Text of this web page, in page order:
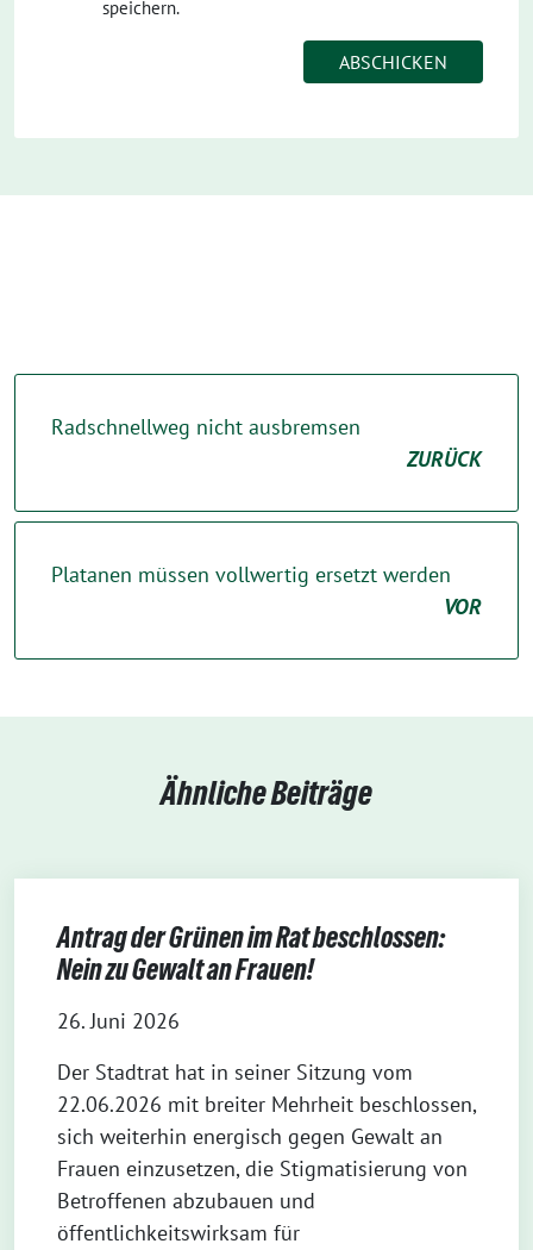
speichern.
Radschnellweg nicht ausbremsen
ZURÜCK
Platanen müssen vollwertig ersetzt werden
VOR
Ähnliche Beiträge
Antrag der Grünen im Rat beschlossen:
Nein zu Gewalt an Frauen!
26. Juni 2026
Der Stadtrat hat in seiner Sitzung vom
22.06.2026 mit breiter Mehrheit beschlossen,
sich weiterhin energisch gegen Gewalt an
Frauen einzusetzen, die Stigmatisierung von
Betroffenen abzubauen und
öffentlichkeitswirksam für